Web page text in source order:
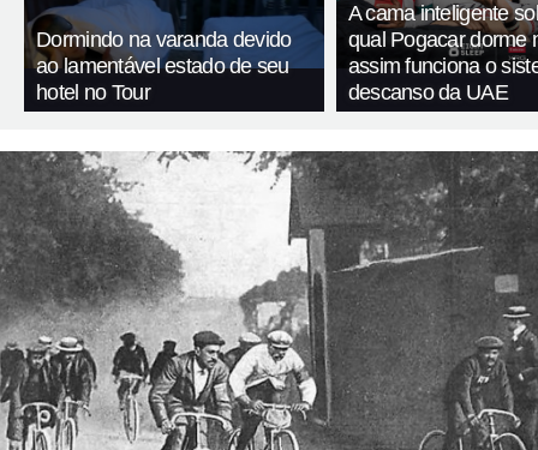
Dormindo na varanda devido
ao lamentável estado de seu
hotel no Tour
A cama inteligente
qual Pogacar dorme
assim funciona o
descanso da UAE